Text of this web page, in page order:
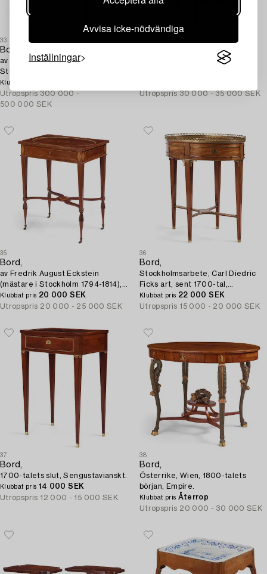
Avvisa icke-nödvändiga
Inställningar
33
Bord,
av Gottlieb Iwersson (mästare i
Stockholm 1778-1813), signerat
och daterat 1779, Gustavianskt.
Klubbat pris
Utropspris 300 000 -
500 000 SEK
av Anders Lundelius (mästare i
Utropspris 30 000 - 35 000 SEK
35
Bord,
av Fredrik August Eckstein
(mästare i Stockholm 1794-1814),
Sengustavianskt.
Klubbat pris 20 000 SEK
Utropspris 20 000 - 25 000 SEK
36
Bord,
Stockholmsarbete, Carl Diedric
Ficks art, sent 1700-tal,
Sengustavianskt.
Klubbat pris 22 000 SEK
Utropspris 15 000 - 20 000 SEK
37
Bord,
1700-talets slut, Sengustavianskt.
Klubbat pris 14 000 SEK
Utropspris 12 000 - 15 000 SEK
38
Bord,
Österrike, Wien, 1800-talets
början, Empire.
Klubbat pris Återrop
Utropspris 20 000 - 30 000 SEK